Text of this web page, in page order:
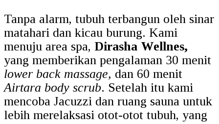
Tanpa alarm, tubuh terbangun oleh sinar
matahari dan kicau burung. Kami
menuju area spa, Dirasha Wellnes,
yang memberikan pengalaman 30 menit
lower back massage, dan 60 menit
Airtara body scrub. Setelah itu kami
mencoba Jacuzzi dan ruang sauna untuk
lebih merelaksasi otot-otot tubuh, yang